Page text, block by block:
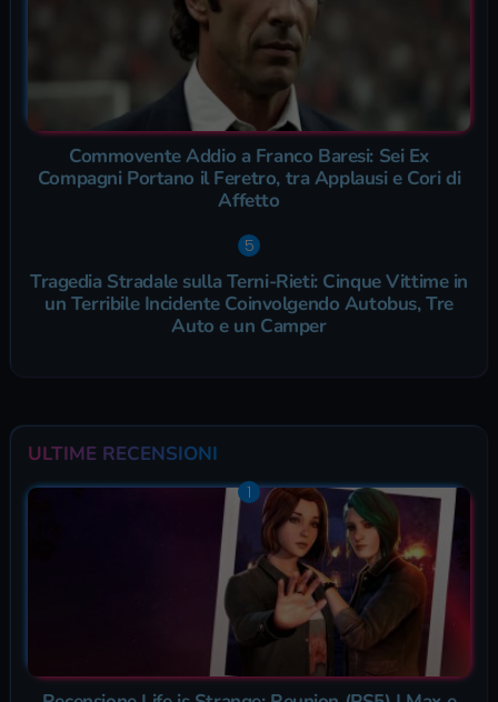
Commovente Addio a Franco Baresi: Sei Ex
Compagni Portano il Feretro, tra Applausi e Cori di
Affetto
Tragedia Stradale sulla Terni-Rieti: Cinque Vittime in
un Terribile Incidente Coinvolgendo Autobus, Tre
Auto e un Camper
ULTIME RECENSIONI